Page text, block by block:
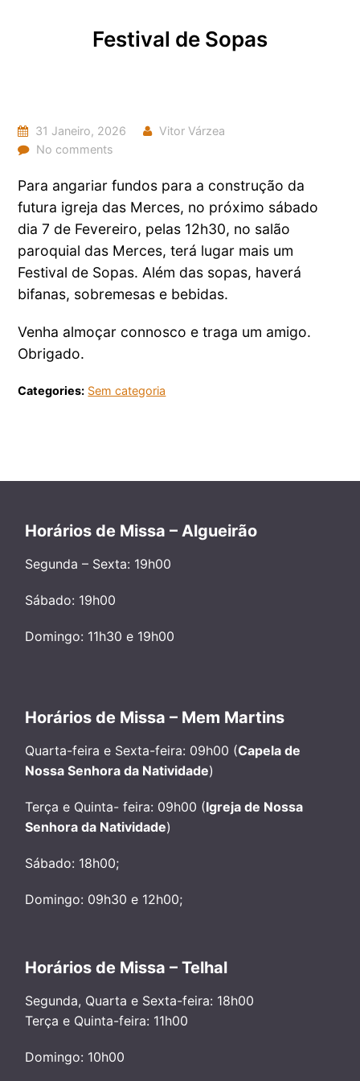
Festival de Sopas
31 Janeiro, 2026
Vitor Várzea
No comments
Para angariar fundos para a construção da
futura igreja das Merces, no próximo sábado
dia 7 de Fevereiro, pelas 12h30, no salão
paroquial das Merces, terá lugar mais um
Festival de Sopas. Além das sopas, haverá
bifanas, sobremesas e bebidas.
Venha almoçar connosco e traga um amigo.
Obrigado.
Categories: Sem categoria
Horários de Missa – Algueirão
Segunda – Sexta: 19h00
Sábado: 19h00
Domingo: 11h30 e 19h00
Horários de Missa – Mem Martins
Quarta-feira e Sexta-feira: 09h00 (Capela de
Nossa Senhora da Natividade)
Terça e Quinta- feira: 09h00 (Igreja de Nossa
Senhora da Natividade)
Sábado: 18h00;
Domingo: 09h30 e 12h00;
Horários de Missa – Telhal
Segunda, Quarta e Sexta-feira: 18h00
Terça e Quinta-feira: 11h00
Domingo: 10h00